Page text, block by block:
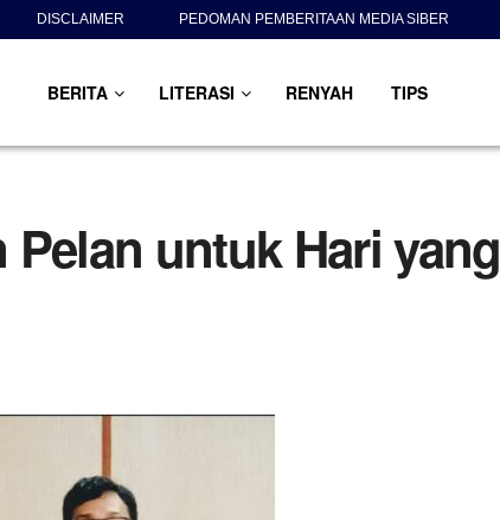
DISCLAIMER PEDOMAN PEMBERITAAN MEDIA SIBER
BERITA LITERASI RENYAH TIPS
Pelan untuk Hari yang